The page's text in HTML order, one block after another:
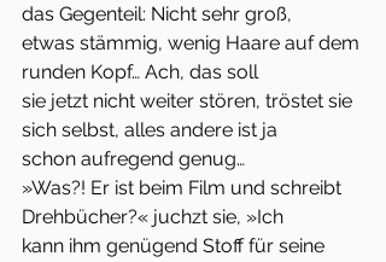
das Gegenteil: Nicht sehr groß,
etwas stämmig, wenig Haare auf dem
runden Kopf… Ach, das soll
sie jetzt nicht weiter stören, tröstet sie
sich selbst, alles andere ist ja
schon aufregend genug…
»Was?! Er ist beim Film und schreibt
Drehbücher?« juchzt sie, »Ich
kann ihm genügend Stoff für seine